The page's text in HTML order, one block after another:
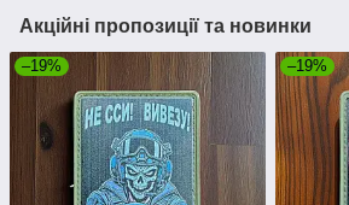
Акційні пропозиції та новинки
–19% –19%